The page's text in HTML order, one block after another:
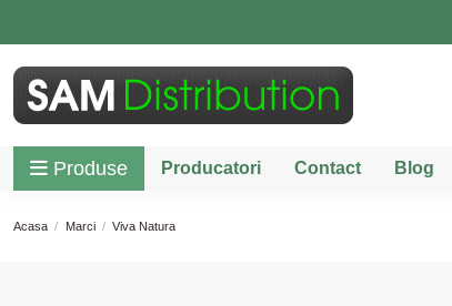
Produse Producatori Contact Blog
Acasa Marci Viva Natura